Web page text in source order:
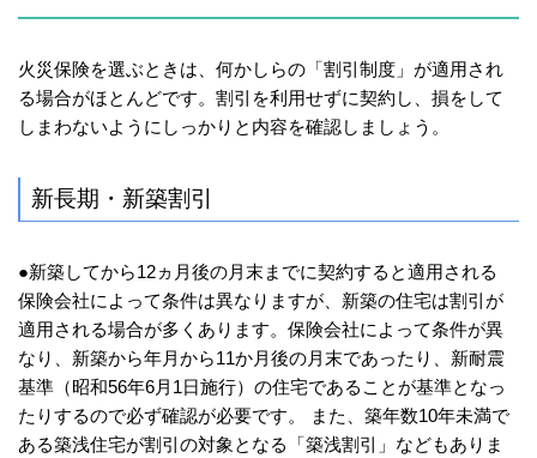
火災保険を選ぶときは、何かしらの「割引制度」が適用され
る場合がほとんどです。割引を利用せずに契約し、損をして
しまわないようにしっかりと内容を確認しましょう。
新長期・新築割引
●新築してから12ヵ月後の月末までに契約すると適用される
保険会社によって条件は異なりますが、新築の住宅は割引が
適用される場合が多くあります。保険会社によって条件が異
なり、新築から年月から11か月後の月末であったり、新耐震
基準（昭和56年6月1日施行）の住宅であることが基準となっ
たりするので必ず確認が必要です。 また、築年数10年未満で
ある築浅住宅が割引の対象となる「築浅割引」などもありま